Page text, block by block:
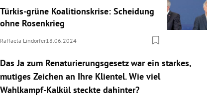
Türkis-grüne Koalitionskrise: Scheidung
ohne Rosenkrieg
Raffaela Lindorfer18.06.2024
Das Ja zum Renaturierungsgesetz war ein starkes,
mutiges Zeichen an Ihre Klientel. Wie viel
Wahlkampf-Kalkül steckte dahinter?